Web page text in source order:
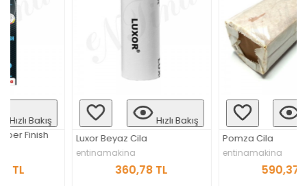
Hızlı Bakış
Luxor Beyaz Cila
entinamakina
360,78 TL
Hızlı Bakış
entinamakina
590,37 TL